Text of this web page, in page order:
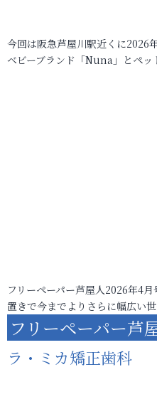
今回は阪急芦屋川駅近くに2026
ベビーブランド「Nuna」とペ
フリーペーパー芦屋人2026年4
置きで今までよりさらに幅広い
フリーペーパー芦
ラ・ミカ矯正歯科